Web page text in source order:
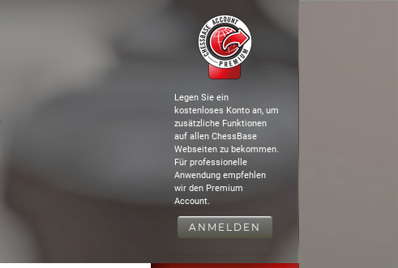
Legen Sie ein
kostenloses Konto an, um
zusätzliche Funktionen
auf allen ChessBase
Webseiten zu bekommen.
Für professionelle
Anwendung empfehlen
wir den Premium
Account.
ANMELDEN